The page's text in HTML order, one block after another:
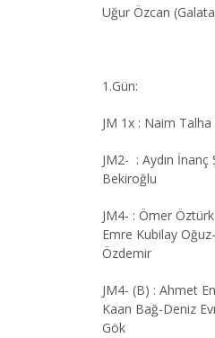
Uğur Özcan
1.Gün:
JM 1x : Naim Talha
JM2- : Aydın İnanç
Bekiroğlu
JM4- : Ömer
Emre Kubilay
Özdemir
JM4- (B) : Ahmet
Kaan Bağ-Deniz
Gök